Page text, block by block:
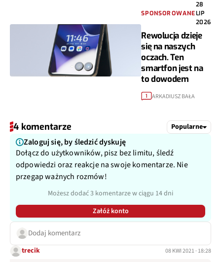
SPONSOROWANE
28
LIP
2026
Rewolucja dzieje
się na naszych
oczach. Ten
smartfon jest na
to dowodem
1 ARKADIUSZ BAŁA
4 komentarze Popularne
Zaloguj się, by śledzić dyskuję
Dołącz do użytkowników, pisz bez limitu, śledź
odpowiedzi oraz reakcje na swoje komentarze. Nie
przegap ważnych rozmów!
Możesz dodać 3 komentarze w ciągu 14 dni
Załóż konto
Dodaj komentarz
trecik 08 KWI 2021 · 18:28